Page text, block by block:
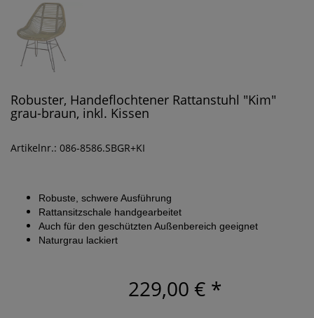
Robuster, Handeflochtener Rattanstuhl "Kim"
grau-braun, inkl. Kissen
Artikelnr.: 086-8586.SBGR+KI
Robuste, schwere Ausführung
Rattansitzschale handgearbeitet
Auch für den geschützten Außenbereich geeignet
Naturgrau lackiert
229,00 € *